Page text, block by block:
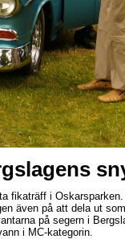
fikaträff i
även på att dela ut
på segern i
i MC-kategorin.